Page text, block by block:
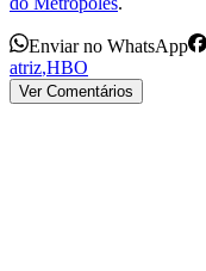
Enviar no WhatsApp
atriz,HBO
Ver Comentários